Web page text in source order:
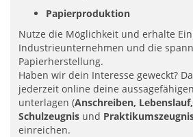
Papierproduktion
Nutze die Möglichkeit und erhalte
Industrieunternehmen und die
Papierherstellung.
Haben wir dein Interesse geweckt?
jederzeit online deine
unterlagen (Anschreiben,
Schulzeugnis und
einreichen.